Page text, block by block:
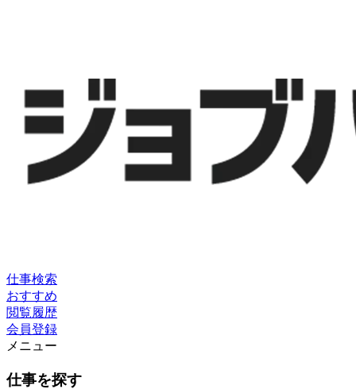
仕事検索
おすすめ
閲覧履歴
会員登録
メニュー
仕事を探す